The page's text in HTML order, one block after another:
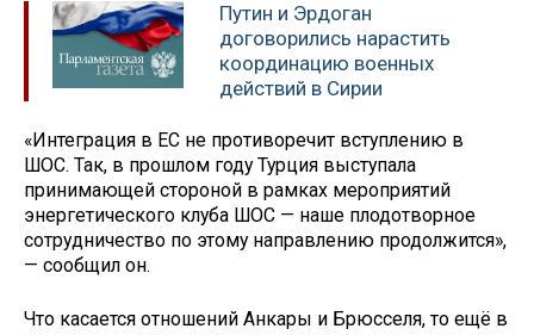
Путин и Эрдоган
договорились нарастить
координацию военных
действий в Сирии
«Интеграция в ЕС не противоречит вступлению в
ШОС. Так, в прошлом году Турция выступала
принимающей стороной в рамках мероприятий
энергетического клуба ШОС — наше плодотворное
сотрудничество по этому направлению продолжится»,
— сообщил он.
Что касается отношений Анкары и Брюсселя, то ещё в